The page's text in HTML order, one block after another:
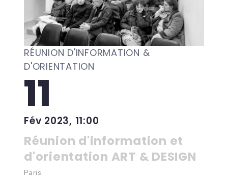
RÉUNION D'INFORMATION &
D'ORIENTATION
11
Fév 2023, 11:00
Réunion d'information et
d'orientation ART & DESIGN
Paris